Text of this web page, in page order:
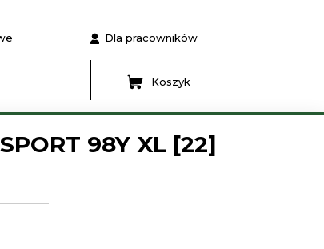
Dla pracowników
Koszyk
98Y XL [22]